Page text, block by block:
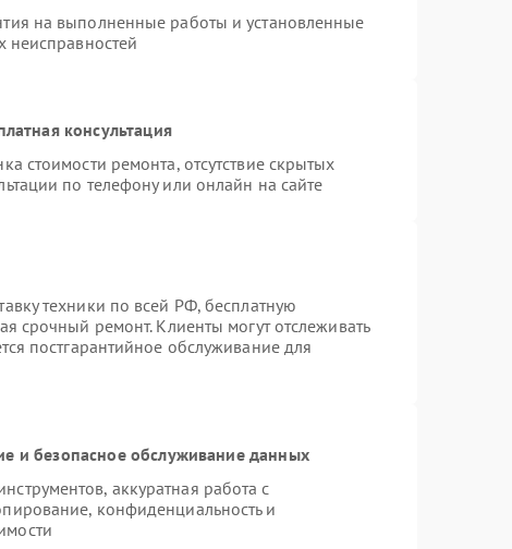
на выполненные работы и установленные
неисправностей
консультация
стоимости ремонта, отсутствие скрытых
по телефону или онлайн на сайте
техники по всей РФ, бесплатную
срочный ремонт. Клиенты могут отслеживать
постгарантийное обслуживание для
и безопасное обслуживание данных
аккуратная работа с
конфиденциальность и